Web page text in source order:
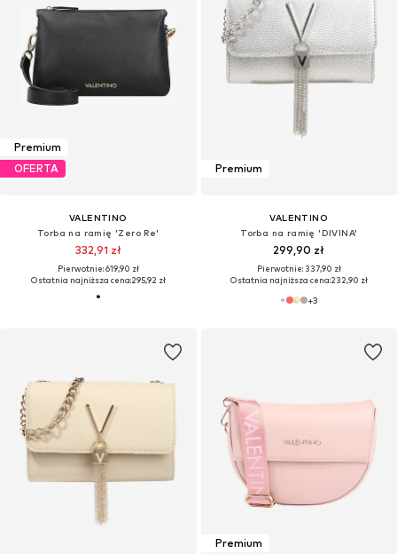
Premium
OFERTA
VALENTINO
Torba na ramię 'Zero Re'
332,91 zł
Pierwotnie: 619,90 zł
Ostatnia najniższa cena:295,92 zł
Premium
VALENTINO
Torba na ramię 'DIVINA'
299,90 zł
Pierwotnie: 337,90 zł
Ostatnia najniższa cena:232,90 zł
+3
Premium